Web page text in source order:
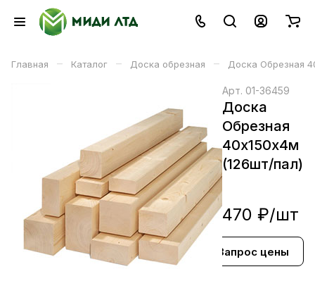
Главная – Каталог – Доска обрезная – Доска Обрезная
Арт. 01-36459
Доска
Обрезная
40х150х4м
(126шт/пал)
470 ₽/шт
Запрос цены
В корзине